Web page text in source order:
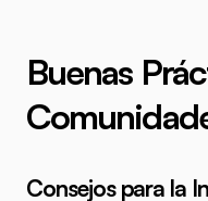
Buenas
Consejos para la